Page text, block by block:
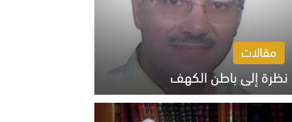
مقالات
نظرة إلى باطن الكهف
السبت 8 أغسطس 2026 11:04 ص